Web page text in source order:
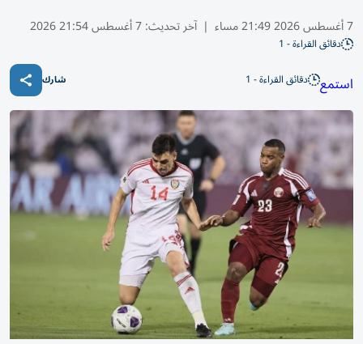
7 أغسطس 2026 21:49 مساء | آخر تحديث:7 أغسطس 21:54 2026
دقائق القراءة - 1
استمع دقائق القراءة - 1 شارك